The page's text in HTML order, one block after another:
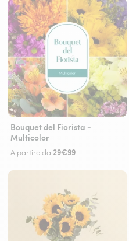
Bouquet del Fiorista -
Multicolor
A partire da 29€99